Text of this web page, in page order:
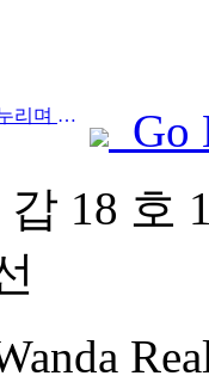
Prev:신장의 관광열차가 호황을 누리며 문화·관광 경제를 활성화하고 있습니다.
Go
18 호